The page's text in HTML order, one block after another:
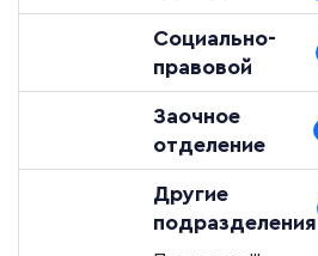
Социально-
правовой
Заочное
отделение
Другие
подразделения